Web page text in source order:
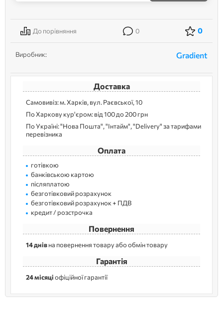
До порівняння 0 0
Виробник: Gradient
Доставка
Самовивіз: м. Харків, вул. Раєвської, 10
По Харкову кур'єром: від 100 до 200 грн
По Україні: "Нова Пошта", "Інтайм", "Delivery" за тарифами
перевізника
Оплата
готівкою
банківською картою
післяплатою
безготівковий розрахунок
безготівковий розрахунок + ПДВ
кредит / розстрочка
Повернення
14 днівна повернення товару або обмін товару
Гарантія
24 місяціофіційної гарантії